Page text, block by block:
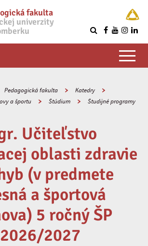
fakulta
univerzity
Pedagogická fakulta
Katedry
a športu
Štúdium Študijné programy
Učiteľstvo
oblasti zdravie
(v predmete
a športová
5 ročný ŠP
2026/2027